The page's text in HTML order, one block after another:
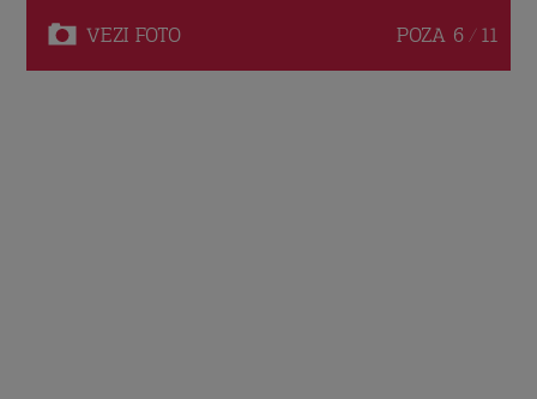
VEZI FOTO POZA 6 / 11